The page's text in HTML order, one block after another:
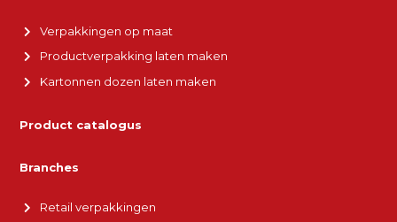
Verpakkingen op maat
Productverpakking laten maken
Kartonnen dozen laten maken
Product catalogus
Branches
Retail verpakkingen